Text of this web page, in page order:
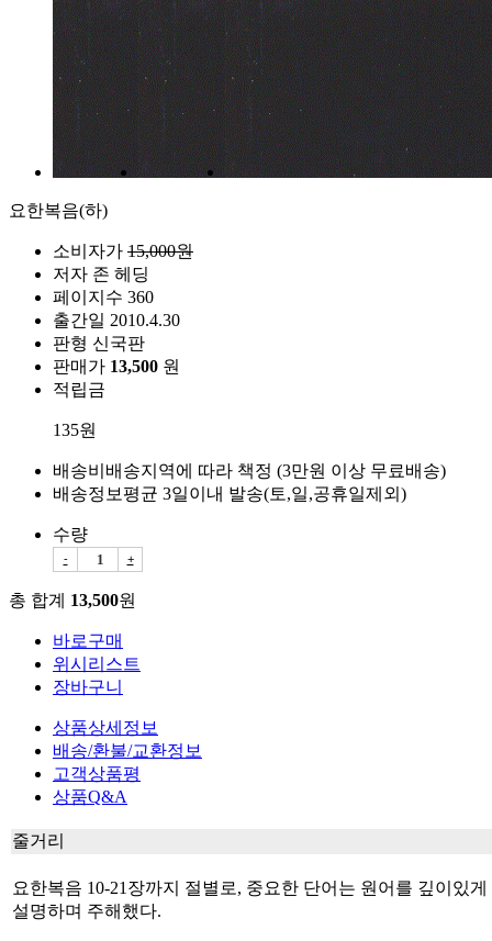
요한복음(하)
소비자가 15,000원
저자 존 헤딩
페이지수 360
출간일 2010.4.30
판형 신국판
판매가 13,500 원
적립금
135원
배송비 배송지역에 따라 책정 (3만원 이상 무료배송)
배송정보평균 3일이내 발송(토,일,공휴일제외)
수량
- +
총 합계 13,500원
바로구매
위시리스트
장바구니
상품상세정보
배송/환불/교환정보
고객상품평
상품Q&A
줄거리
요한복음 10-21장까지 절별로, 중요한 단어는 원어를 깊이있게
설명하며 주해했다.